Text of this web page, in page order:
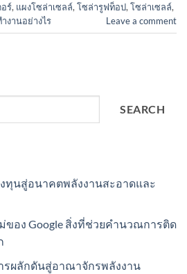
อร์, แผงโซล่าเซลล์, โซล่ารูฟท็อป, โซล่าเซลล์,
งานอย่างไร
Leave a comment
SEARCH
ทุนสู่อนาคตพลังงานสะอาดและ
ของ Google สิ่งที่ช่วยคำนวณการติด
รผลักดันสู่อาณาจักรพลังงาน